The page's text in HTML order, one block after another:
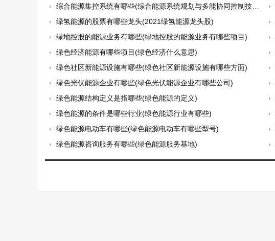
综合能源集控系统有哪些(综合能源系统规划与多能协同控制技术)
绿氢能源的股票有哪些龙头(2021绿氢能源龙头股)
绿地控股的能源业务有哪些(绿地控股的能源业务有哪些项目)
绿色经济能源有哪些项目(绿色经济什么意思)
绿色社区新能源设施有哪些(绿色社区新能源设施有哪些方面)
绿色光伏能源企业有哪些(绿色光伏能源企业有哪些公司)
绿色能源结构定义是指哪些(绿色能源的定义)
绿色能源的条件是哪些行业(绿色能源行业有哪些)
绿色能源电动车有哪些(绿色能源电动车有哪些型号)
绿色能源咨询服务有哪些(绿色能源服务基地)